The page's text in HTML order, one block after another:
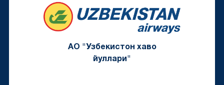
АО "Узбекистон хаво
йуллари"